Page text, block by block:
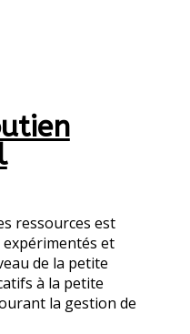
ressources est
et
de la petite
à la petite
la gestion de